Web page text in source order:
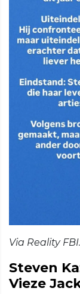
Via Reality FBI.
Steven
Vieze